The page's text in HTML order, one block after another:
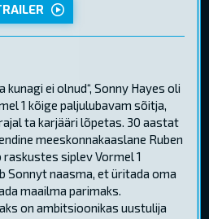
kunagi ei olnud“, Sonny Hayes oli
1 kõige paljulubavam sõitja,
ta karjääri lõpetas. 30 aastat
meeskonnakaaslane Ruben
siplev Vormel 1
Sonnyt naasma, et üritada oma
maailma parimaks.
on ambitsioonikas uustulija